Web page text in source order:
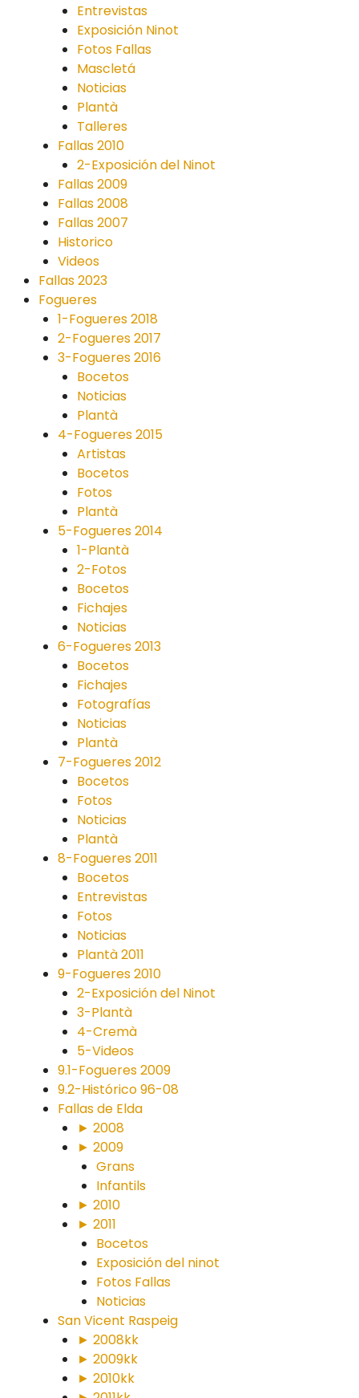
Entrevistas
Exposición Ninot
Fotos Fallas
Mascletá
Noticias
Plantà
Talleres
Fallas 2010
2-Exposición del Ninot
Fallas 2009
Fallas 2008
Fallas 2007
Historico
Videos
Fallas 2023
Fogueres
1-Fogueres 2018
2-Fogueres 2017
3-Fogueres 2016
Bocetos
Noticias
Plantà
4-Fogueres 2015
Artistas
Bocetos
Fotos
Plantà
5-Fogueres 2014
1-Plantà
2-Fotos
Bocetos
Fichajes
Noticias
6-Fogueres 2013
Bocetos
Fichajes
Fotografías
Noticias
Plantà
7-Fogueres 2012
Bocetos
Fotos
Noticias
Plantà
8-Fogueres 2011
Bocetos
Entrevistas
Fotos
Noticias
Plantà 2011
9-Fogueres 2010
2-Exposición del Ninot
3-Plantà
4-Cremà
5-Videos
9.1-Fogueres 2009
9.2-Histórico 96-08
Fallas de Elda
► 2008
► 2009
Grans
Infantils
► 2010
► 2011
Bocetos
Exposición del ninot
Fotos Fallas
Noticias
San Vicent Raspeig
► 2008kk
► 2009kk
► 2010kk